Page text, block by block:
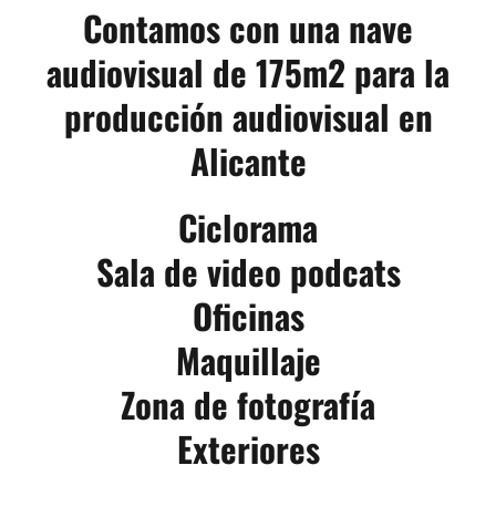
Contamos con una nave
audiovisual de 175m2 para la
producción audiovisual en
Alicante
Ciclorama
Sala de video podcats
Oficinas
Maquillaje
Zona de fotografía
Exteriores